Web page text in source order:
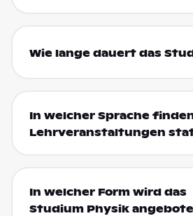
Wie lange dauert das
In welcher Sprache
Lehrveranstaltungen
In welcher Form wird das
Studium Physik